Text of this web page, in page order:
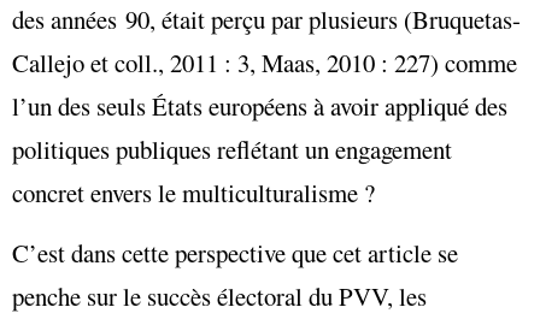
des années 90, était perçu par plusieurs (Bruquetas-
Callejo et coll., 2011 : 3, Maas, 2010 : 227) comme
l’un des seuls États européens à avoir appliqué des
politiques publiques reflétant un engagement
concret envers le multiculturalisme ?
C’est dans cette perspective que cet article se
penche sur le succès électoral du PVV, les